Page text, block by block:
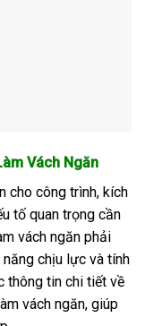
Vách Ngăn
cho công trình, kích
tố quan trọng cần
vách ngăn phải
chịu lực và tính
thông tin chi tiết về
vách ngăn, giúp